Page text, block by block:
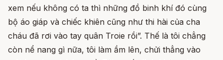
xem nếu không có ta thì những đồ binh khí đó cùng
bộ áo giáp và chiếc khiên cũng như thi hài của cha
cháu đã rơi vào tay quân Troie rồi”. Thế là tôi chẳng
còn nể nang gì nữa, tôi làm ầm lên, chửi thẳng vào